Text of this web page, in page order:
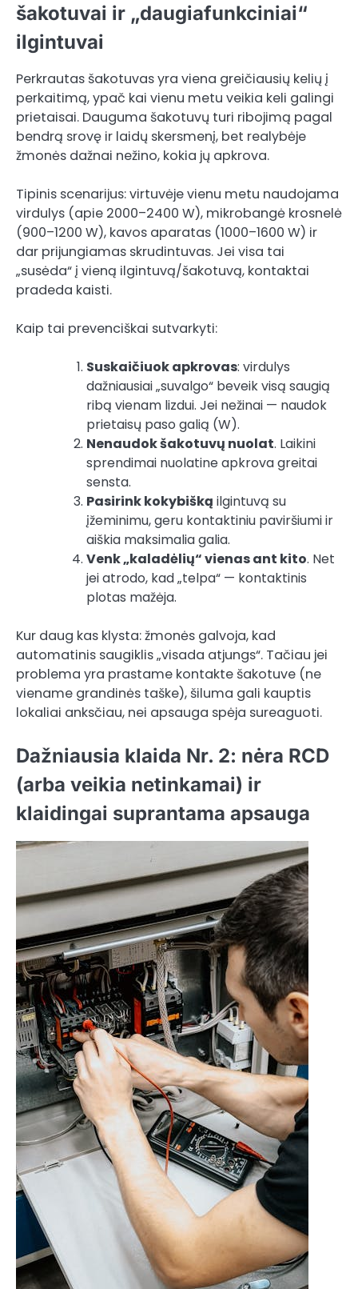
šakotuvai ir „daugiafunkciniai“
ilgintuvai
Perkrautas šakotuvas yra viena greičiausių kelių į
perkaitimą, ypač kai vienu metu veikia keli galingi
prietaisai. Dauguma šakotuvų turi ribojimą pagal
bendrą srovę ir laidų skersmenį, bet realybėje
žmonės dažnai nežino, kokia jų apkrova.
Tipinis scenarijus: virtuvėje vienu metu naudojama
virdulys (apie 2000–2400 W), mikrobangė krosnelė
(900–1200 W), kavos aparatas (1000–1600 W) ir
dar prijungiamas skrudintuvas. Jei visa tai
„susėda“ į vieną ilgintuvą/šakotuvą, kontaktai
pradeda kaisti.
Kaip tai prevenciškai sutvarkyti:
Suskaičiuok apkrovas: virdulys
dažniausiai „suvalgo“ beveik visą saugią
ribą vienam lizdui. Jei nežinai — naudok
prietaisų paso galią (W).
Nenaudok šakotuvų nuolat. Laikini
sprendimai nuolatine apkrova greitai
sensta.
Pasirink kokybišką ilgintuvą su
įžeminimu, geru kontaktiniu paviršiumi ir
aiškia maksimalia galia.
Venk „kaladėlių“ vienas ant kito. Net
jei atrodo, kad „telpa“ — kontaktinis
plotas mažėja.
Kur daug kas klysta: žmonės galvoja, kad
automatinis saugiklis „visada atjungs“. Tačiau jei
problema yra prastame kontakte šakotuve (ne
viename grandinės taške), šiluma gali kauptis
lokaliai anksčiau, nei apsauga spėja sureaguoti.
Dažniausia klaida Nr. 2: nėra RCD
(arba veikia netinkamai) ir
klaidingai suprantama apsauga